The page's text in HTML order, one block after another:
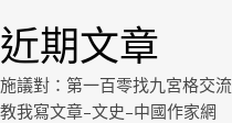
近期文章
施議對：第一百零找九宮格
教我寫文章–文史–中國作家網
Royal.